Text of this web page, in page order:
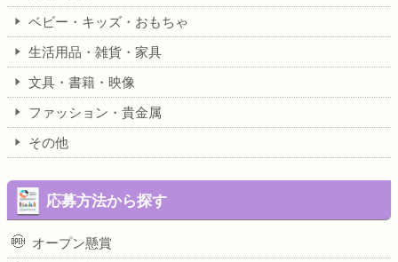
ベビー・キッズ・おもちゃ
生活用品・雑貨・家具
文具・書籍・映像
ファッション・貴金属
その他
応募方法から探す
オープン懸賞